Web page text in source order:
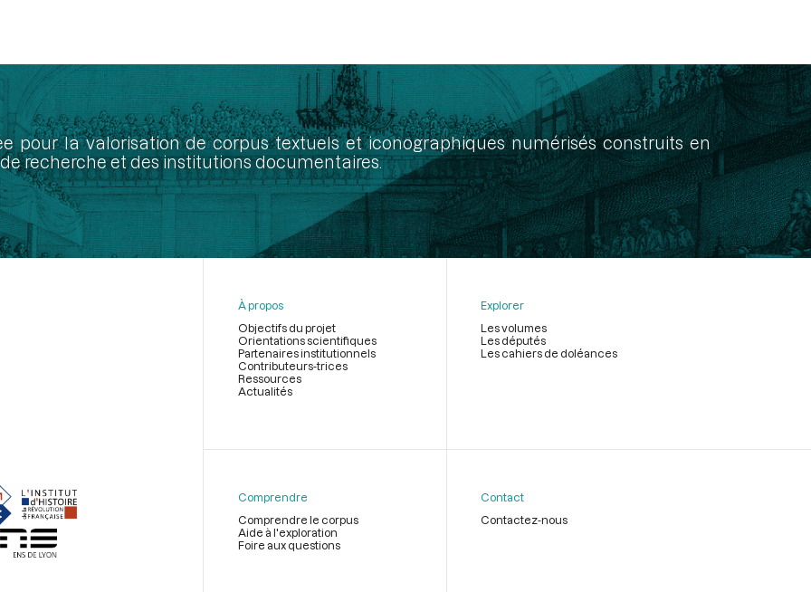
pour la valorisation de corpus textuels et iconographiques numérisés construits en
recherche et des institutions documentaires.
page
À propos
Objectifs du projet
Orientations scientifiques
Partenaires institutionnels
Contributeurs-trices
Ressources
Actualités
Explorer
Les volumes
Les députés
Les cahiers de doléances
Comprendre
Comprendre le corpus
Aide à l'exploration
Foire aux questions
Contact
Contactez-nous